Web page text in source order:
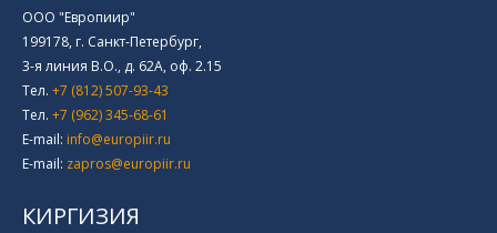
ООО "Европиир"
199178, г. Санкт-Петербург,
3-я линия В.О., д. 62А, оф. 2.15
Тел. +7 (812) 507-93-43
Тел. +7 (962) 345-68-61
E-mail: info@europiir.ru
E-mail: zapros@europiir.ru
КИРГИЗИЯ